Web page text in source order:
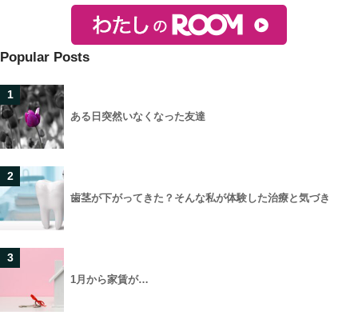
Popular Posts
1
ある日突然いなくなった友達
2
歯茎が下がってきた？そんな私が体験した治療と気づき
3
1月から家賃が…